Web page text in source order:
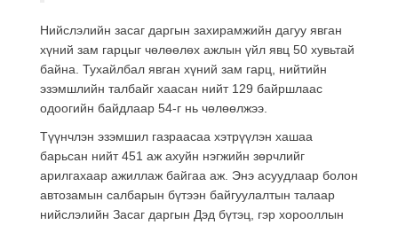
Нийслэлийн засаг даргын захирамжийн дагуу явган
хүний зам гарцыг чөлөөлөх ажлын үйл явц 50 хувьтай
байна. Тухайлбал явган хүний зам гарц, нийтийн
эзэмшлийн талбайг хаасан нийт 129 байршлаас
одоогийн байдлаар 54-г нь чөлөөлжээ.
Түүнчлэн эзэмшил газраасаа хэтрүүлэн хашаа
барьсан нийт 451 аж ахуйн нэгжийн зөрчлийг
арилгахаар ажиллаж байгаа аж. Энэ асуудлаар болон
автозамын салбарын бүтээн байгуулалтын талаар
нийслэлийн Засаг даргын Дэд бүтэц, гэр хорооллын